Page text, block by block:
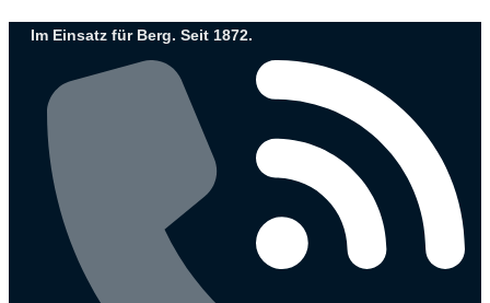
InhaltIm Einsatz für Berg. Seit 1872.